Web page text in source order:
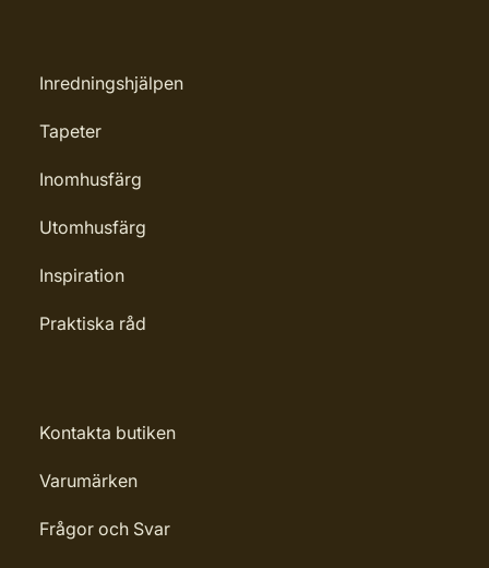
Inredningshjälpen
Tapeter
Inomhusfärg
Utomhusfärg
Inspiration
Praktiska råd
Kontakta butiken
Varumärken
Frågor och Svar